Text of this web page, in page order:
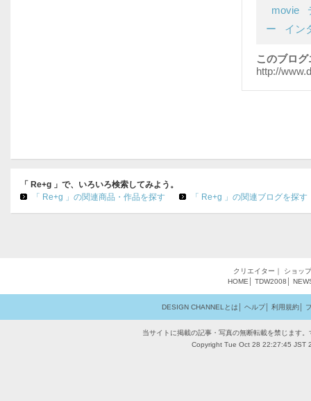
movie
ー
イン
このブロ
http://
「 Re+g 」で、いろいろ検索してみよう。
「 Re+g 」の関連商品・作品を探す
「 Re+g 」の関連ブログを探す
クリエイター ｜ ショップ
HOME
TDW2008
DESIGN CHANNELとは ヘルプ│ 利用規約│
当サイトに掲載の記事・写真の無断転載を禁じます
Copyright Tue Oct 28 22:27:45 JST